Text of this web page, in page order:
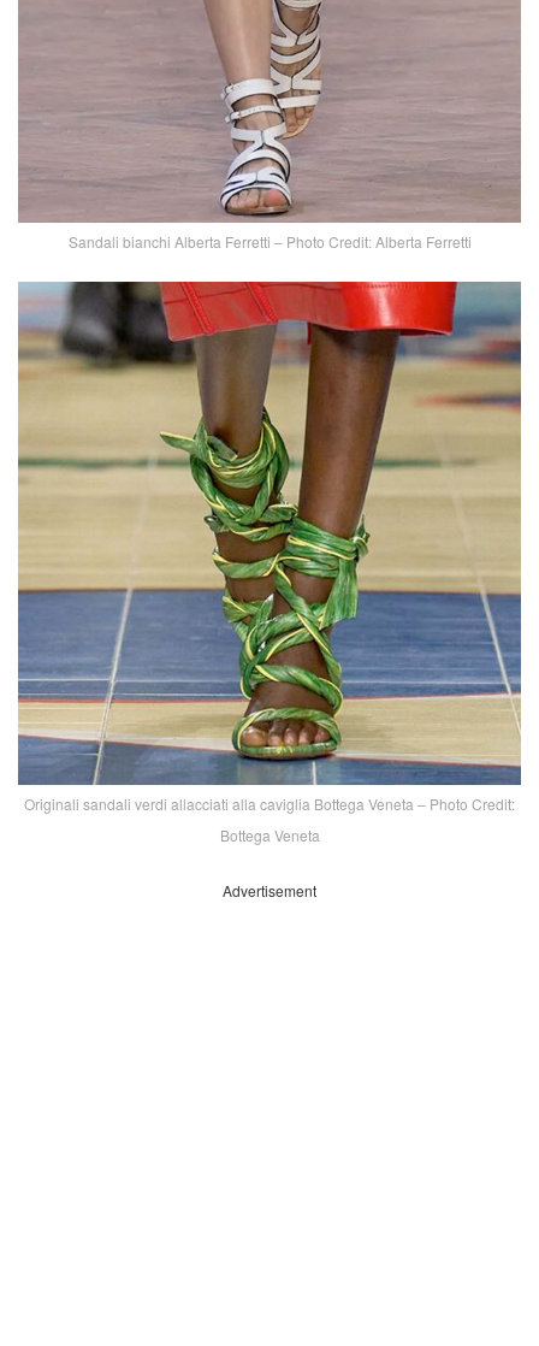
Sandali bianchi Alberta Ferretti – Photo Credit: Alberta Ferretti
Originali sandali verdi allacciati alla caviglia Bottega Veneta – Photo Credit:
Bottega Veneta
Advertisement